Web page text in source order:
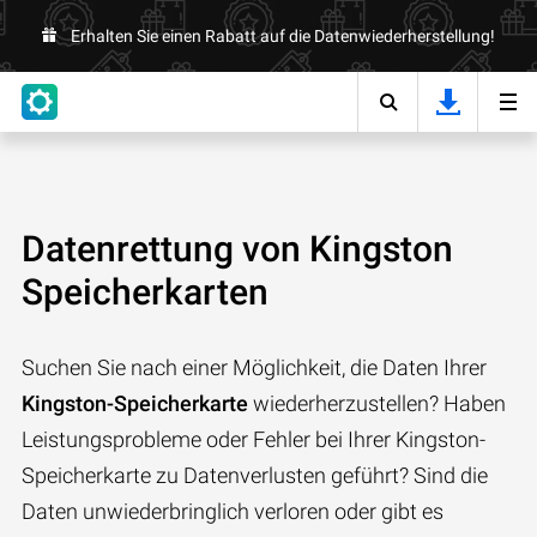
Erhalten Sie einen Rabatt auf die Datenwiederherstellung!
Datenrettung von Kingston
Speicherkarten
Suchen Sie nach einer Möglichkeit, die Daten Ihrer
Kingston-Speicherkarte wiederherzustellen? Haben
Leistungsprobleme oder Fehler bei Ihrer Kingston-
Speicherkarte zu Datenverlusten geführt? Sind die
Daten unwiederbringlich verloren oder gibt es